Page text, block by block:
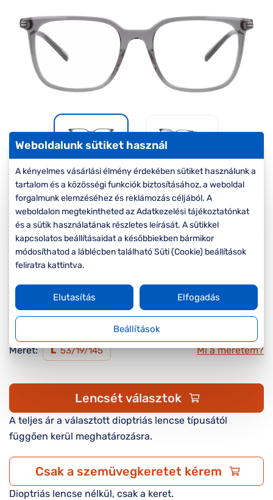
minden
szemüvegekre
Seen Belépőár
ajánlat
-40%
Korábbi ár: 27.000 Ft
Akciós ár: 16.200 Ft
A feltűntetett ár a szemüvegkeretre vonatkozik.
Készleten
Online megvásárolható
Méret: L 53/19/145 Mi a méretem?
Lencsét választok
A teljes ár a választott dioptriás lencse típusától
függően kerül meghatározásra.
Csak a szemüvegkeretet kérem
Dioptriás lencse nélkül, csak a keret.
Weboldalunk sütiket használ
A kényelmes vásárlási élmény érdekében sütiket használunk a
tartalom és a közösségi funkciók biztosításához, a weboldal
forgalmunk elemzéséhez és reklámozás céljából. A
weboldalon megtekintheted az Adatkezelési tájékoztatónkat
és a sütik használatának részletes leírását. A sütikkel
kapcsolatos beállításaidat a későbbiekben bármikor
módosíthatod a láblécben található Süti (Cookie) beállítások
feliratra kattintva.
Beállítások
Elutasítás Elfogadás